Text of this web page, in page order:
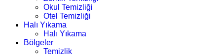
Okul Temizliği
Otel Temizliği
Halı Yıkama
Halı Yıkama
Bölgeler
Temizlik